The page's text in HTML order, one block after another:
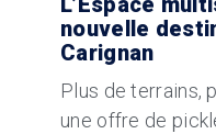
nouvelle
Carignan
Plus de terrains,
une offre de